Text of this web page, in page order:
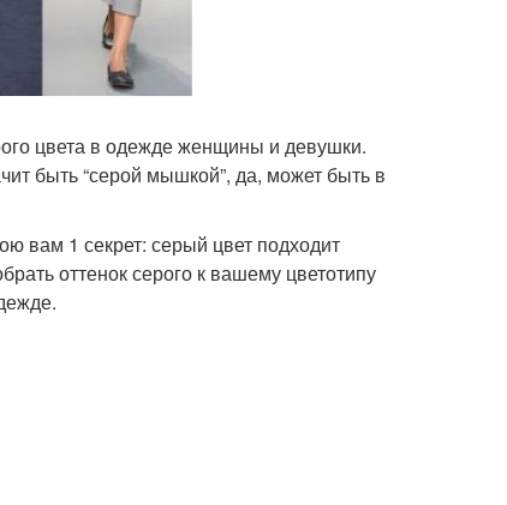
цвета в одежде женщины и девушки.
быть “серой мышкой”, да, может быть в
вам 1 секрет: серый цвет подходит
оттенок серого к вашему цветотипу